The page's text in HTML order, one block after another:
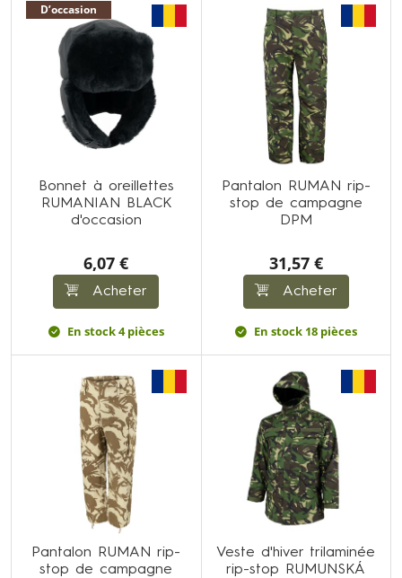
D’occasion
Bonnet à oreillettes
RUMANIAN BLACK
d'occasion
6,07 €
Acheter
En stock 4 pièces
Pantalon RUMAN rip-
stop de campagne
DPM
31,57 €
Acheter
En stock 18 pièces
Pantalon RUMAN rip-
stop de campagne
Veste d'hiver trilaminée
rip-stop RUMUNSKÁ